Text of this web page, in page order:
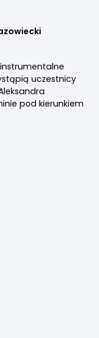
uczestnicy
pod kierunkiem